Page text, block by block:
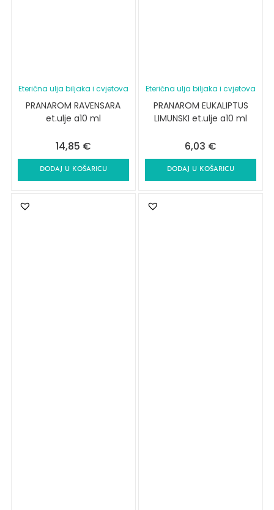
Eterična ulja biljaka i cvjetova
PRANAROM RAVENSARA
et.ulje a10 ml
14,85 €
DODAJ U KOŠARICU
Eterična ulja biljaka i cvjetova
PRANAROM EUKALIPTUS
LIMUNSKI et.ulje a10 ml
6,03 €
DODAJ U KOŠARICU